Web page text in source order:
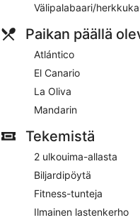
Välipalabaari/
Paikan päällä
Atlántico
El Canario
La Oliva
Mandarin
Tekemistä
2 ulkouima-allasta
Biljardipöytä
Fitness-tunteja
Ilmainen lastenkerho